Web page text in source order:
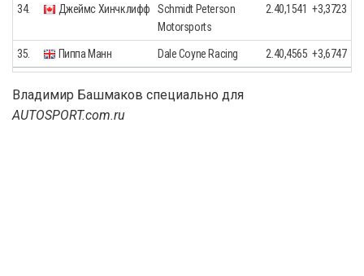
34. Джеймс Хинчклифф
Schmidt Peterson
Motorsports
2.40,1541 +3,3723
35. Пиппа Манн Dale Coyne Racing 2.40,4565 +3,6747
Владимир Башмаков специально для
AUTOSPORT.com.ru